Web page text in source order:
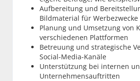
Aufbereitung und
Bildmaterial für Werbezwecke
Planung und Umsetzung von
verschiedenen Plattformen
Betreuung und strategische
Social-Media-Kanäle
Unterstützung bei internen
Unternehmensauftritten